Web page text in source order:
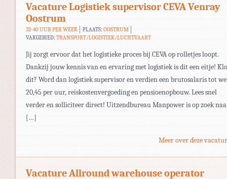
Vacature Logistiek supervisor CEVA Venray
Oostrum
32-40 UUR PER WEEK PLAATS: OOSTRUM
VAKGEBIED: TRANSPORT/LOGISTIEK/LUCHTVAART
Jij zorgt ervoor dat het logistieke proces bij CEVA op rolletjes loopt.
Dankzij jouw kennis van en ervaring met logistiek is dit een eitje!
dit? Word dan logistiek supervisor en verdien een brutosalaris tot
20,45 per uur, reiskostenvergoeding en pensioenopbouw. Lees snel
verder en solliciteer direct! Uitzendbureau Manpower is op zoek
[…]
Meer over deze
Vacature Allround warehouse operator